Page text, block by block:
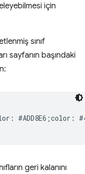
için
sınıf
sayfanın başındaki
geri kalanını